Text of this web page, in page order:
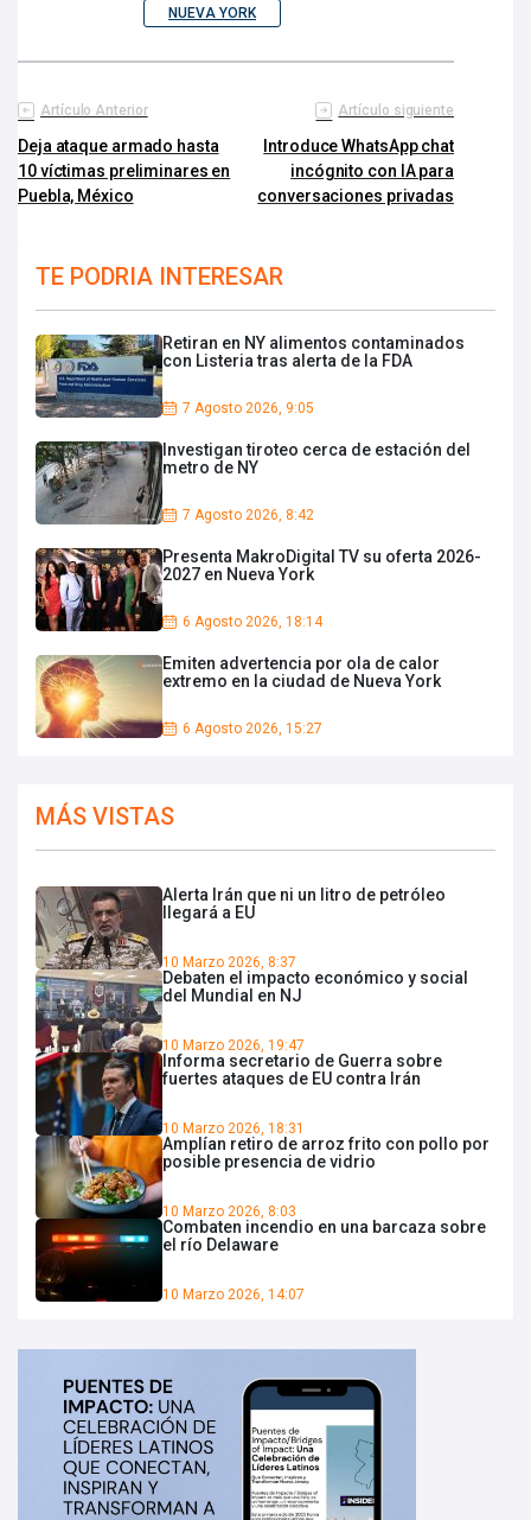
NUEVA YORK
Artículo Anterior
Deja ataque armado hasta
10 víctimas preliminares en
Puebla, México
Artículo siguiente
Introduce WhatsApp chat
incógnito con IA para
conversaciones privadas
TE PODRIA INTERESAR
Retiran en NY alimentos contaminados
con Listeria tras alerta de la FDA
7 Agosto 2026, 9:05
Investigan tiroteo cerca de estación del
metro de NY
7 Agosto 2026, 8:42
Presenta MakroDigital TV su oferta 2026-
2027 en Nueva York
6 Agosto 2026, 18:14
Emiten advertencia por ola de calor
extremo en la ciudad de Nueva York
6 Agosto 2026, 15:27
MÁS VISTAS
Alerta Irán que ni un litro de petróleo
llegará a EU
10 Marzo 2026, 8:37
Debaten el impacto económico y social
del Mundial en NJ
10 Marzo 2026, 19:47
Informa secretario de Guerra sobre
fuertes ataques de EU contra Irán
10 Marzo 2026, 18:31
Amplían retiro de arroz frito con pollo por
posible presencia de vidrio
10 Marzo 2026, 8:03
Combaten incendio en una barcaza sobre
el río Delaware
10 Marzo 2026, 14:07